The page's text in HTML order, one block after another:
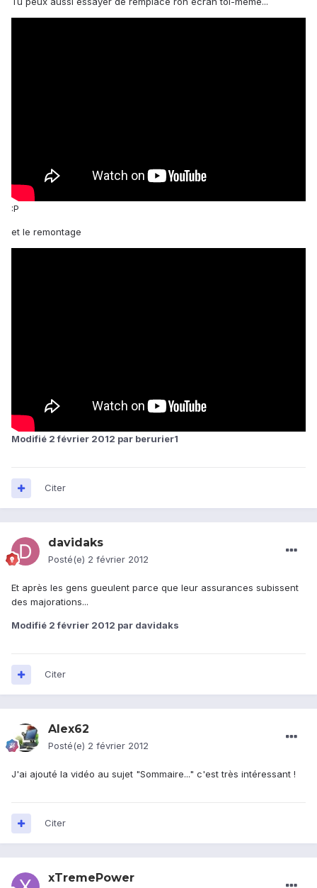
:P
et le remontage
Modifié 2 février 2012 par berurier1
Citer
davidaks
Posté(e) 2 février 2012
Et après les gens gueulent parce que leur assurances subissent
des majorations...
Modifié 2 février 2012 par davidaks
Citer
Alex62
Posté(e) 2 février 2012
J'ai ajouté la vidéo au sujet "Sommaire..." c'est très intéressant !
Citer
xTremePower